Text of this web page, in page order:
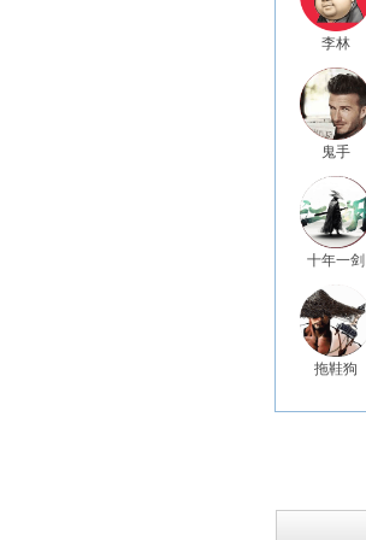
李林
鬼手
十年一剑
拖鞋狗